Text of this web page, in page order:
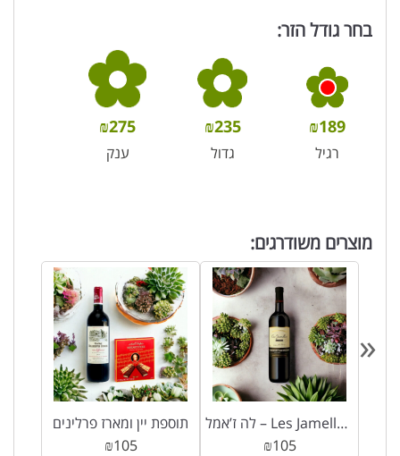
בחר גודל הזר:
₪189
רגיל
₪235
גדול
₪275
ענק
מוצרים משודרגים:
תוספת יין ומארז פרלינים
₪105
לה ז’אמל – Les Jamelles Cabernet Sauvignon (כשר)
₪105
«